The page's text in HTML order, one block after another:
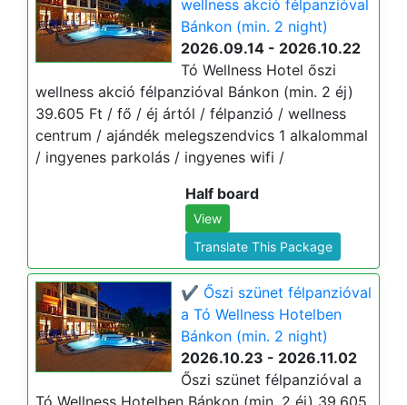
wellness akció félpanzióval
Bánkon (min. 2 night)
2026.09.14 - 2026.10.22
Tó Wellness Hotel őszi
wellness akció félpanzióval Bánkon (min. 2 éj)
39.605 Ft / fő / éj ártól / félpanzió / wellness
centrum / ajándék melegszendvics 1 alkalommal
/ ingyenes parkolás / ingyenes wifi /
Half board
View
Translate This Package
✔️ Őszi szünet félpanzióval
a Tó Wellness Hotelben
Bánkon (min. 2 night)
2026.10.23 - 2026.11.02
Őszi szünet félpanzióval a
Tó Wellness Hotelben Bánkon (min. 2 éj) 39.605